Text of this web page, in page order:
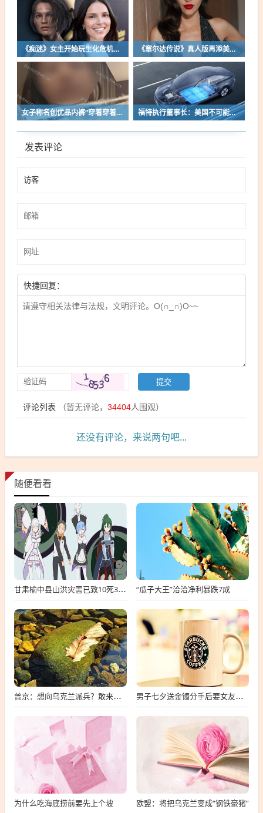
《痴迷》女主开始玩生化危机了！自曝有参演机会 《塞尔达传说》真人版再添美女！曾出演冯小刚电影
女子称名创优品内裤“穿着穿着掉了”让其颜面尽失 品牌方客服回应：已启动紧急调查 福特执行董事长：美国不可能永远把中国车企挡在门外 进来也有信心击败
发表评论
快捷回复：
评论列表 （暂无评论， 34404人围观）
还没有评论，来说两句吧...
随便看看
甘肃榆中县山洪灾害已致10死33失联 “瓜子大王”洽洽净利暴跌7成
普京：想向乌克兰派兵？敢来就打，普京，敢派兵到乌克兰，将面临严厉反击 男子七夕送金镯分手后要女友还钱
为什么吃海底捞前要先上个坡 欧盟：将把乌克兰变成“钢铁豪猪”